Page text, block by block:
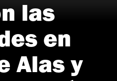
las
en
Alas y